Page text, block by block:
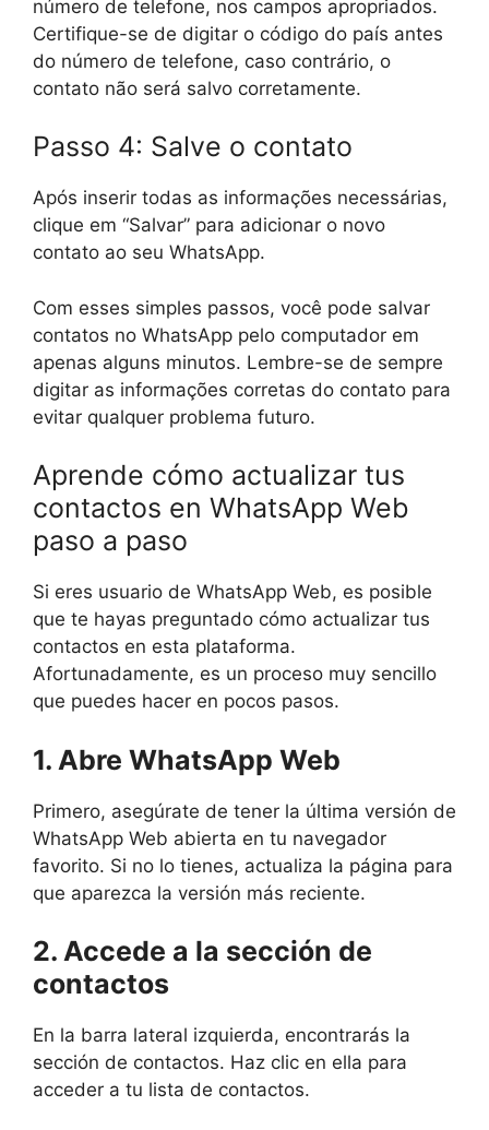
número de telefone, nos campos apropriados.
Certifique-se de digitar o código do país antes
do número de telefone, caso contrário, o
contato não será salvo corretamente.
Passo 4: Salve o contato
Após inserir todas as informações necessárias,
clique em “Salvar” para adicionar o novo
contato ao seu WhatsApp.
Com esses simples passos, você pode salvar
contatos no WhatsApp pelo computador em
apenas alguns minutos. Lembre-se de sempre
digitar as informações corretas do contato para
evitar qualquer problema futuro.
Aprende cómo actualizar tus
contactos en WhatsApp Web
paso a paso
Si eres usuario de WhatsApp Web, es posible
que te hayas preguntado cómo actualizar tus
contactos en esta plataforma.
Afortunadamente, es un proceso muy sencillo
que puedes hacer en pocos pasos.
1. Abre WhatsApp Web
Primero, asegúrate de tener la última versión de
WhatsApp Web abierta en tu navegador
favorito. Si no lo tienes, actualiza la página para
que aparezca la versión más reciente.
2. Accede a la sección de
contactos
En la barra lateral izquierda, encontrarás la
sección de contactos. Haz clic en ella para
acceder a tu lista de contactos.